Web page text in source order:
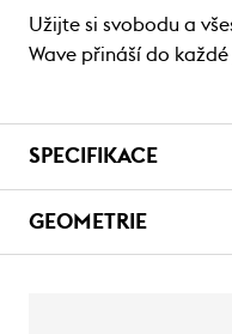
Užijte si svobodu a
Wave přináší do každé
SPECIFIKACE
GEOMETRIE